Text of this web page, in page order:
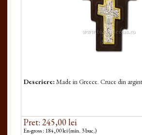
Descriere: Made in Greece. Cruce din
Pret: 245,00 lei
En-gross : 184,00 lei (min. 3 buc.)